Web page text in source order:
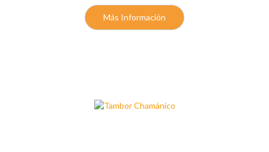
Más Información